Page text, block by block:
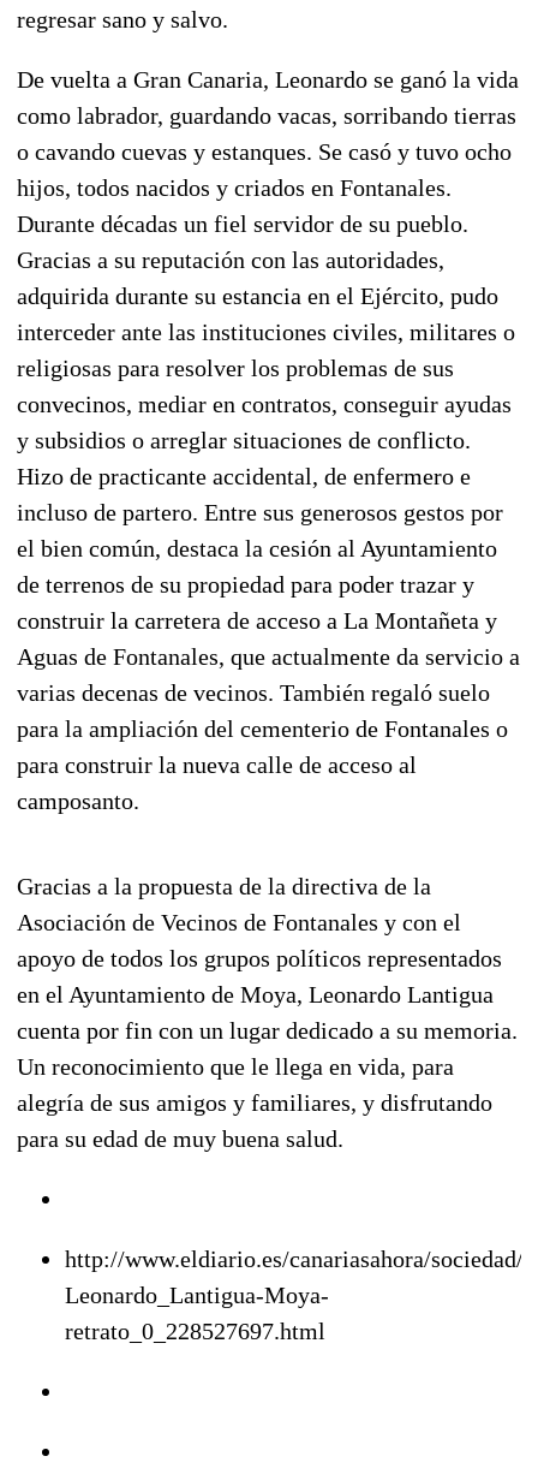
regresar sano y salvo.
De vuelta a Gran Canaria, Leonardo se ganó la vida
como labrador, guardando vacas, sorribando tierras
o cavando cuevas y estanques. Se casó y tuvo ocho
hijos, todos nacidos y criados en Fontanales.
Durante décadas un fiel servidor de su pueblo.
Gracias a su reputación con las autoridades,
adquirida durante su estancia en el Ejército, pudo
interceder ante las instituciones civiles, militares o
religiosas para resolver los problemas de sus
convecinos, mediar en contratos, conseguir ayudas
y subsidios o arreglar situaciones de conflicto.
Hizo de practicante accidental, de enfermero e
incluso de partero. Entre sus generosos gestos por
el bien común, destaca la cesión al Ayuntamiento
de terrenos de su propiedad para poder trazar y
construir la carretera de acceso a La Montañeta y
Aguas de Fontanales, que actualmente da servicio a
varias decenas de vecinos. También regaló suelo
para la ampliación del cementerio de Fontanales o
para construir la nueva calle de acceso al
camposanto.
Gracias a la propuesta de la directiva de la
Asociación de Vecinos de Fontanales y con el
apoyo de todos los grupos políticos representados
en el Ayuntamiento de Moya, Leonardo Lantigua
cuenta por fin con un lugar dedicado a su memoria.
Un reconocimiento que le llega en vida, para
alegría de sus amigos y familiares, y disfrutando
para su edad de muy buena salud.
http://www.eldiario.es/canariasahora/sociedad/
Leonardo_Lantigua-Moya-
retrato_0_228527697.html